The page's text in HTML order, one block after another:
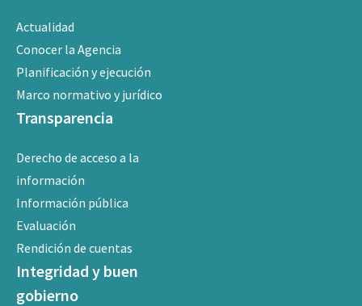
Actualidad
Conocer la Agencia
Planificación y ejecución
Marco normativo y jurídico
Transparencia
Derecho de acceso a la
información
Información pública
Evaluación
Rendición de cuentas
Integridad y buen
gobierno